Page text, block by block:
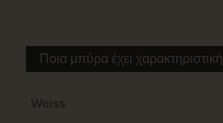
Ποια μπύρα έχει
Weiss